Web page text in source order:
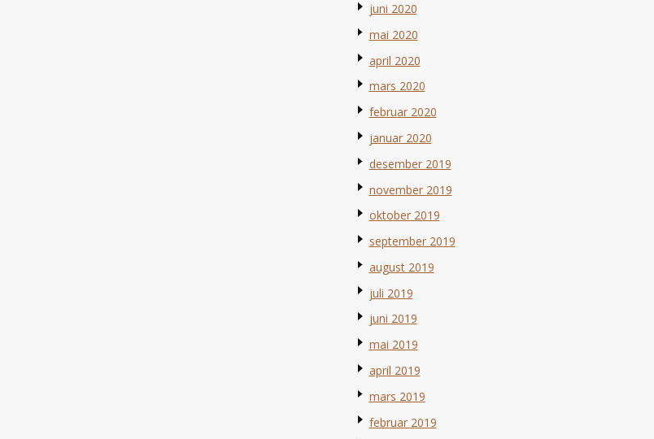
juni 2020
mai 2020
april 2020
mars 2020
februar 2020
januar 2020
desember 2019
november 2019
oktober 2019
september 2019
august 2019
juli 2019
juni 2019
mai 2019
april 2019
mars 2019
februar 2019